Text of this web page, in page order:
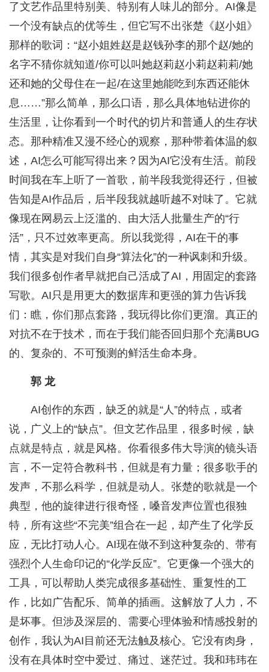
了文艺作品里特别美、特别有人味儿的部分。AI像是
一个没有缺点的优等生，但它写不出张楚《赵小姐》
那样的歌词：“赵小姐姓赵是赵钱孙李的那个赵/她的
名字不猜你就知道/你可以叫她赵莉赵小莉赵莉莉/她
还和她的父母住在一起/在这里她能吃到东西还能休
息……”那么简单，那么口语，那么具体地钻进你的
生活里，让你看到一个时代的切片和普通人的生存状
态。那种精准又漫不经心的观察，那种带着体温的叙
述，AI怎么可能写得出来？因为AI它没有生活。前段
时间我在车上听了一首歌，前半段我觉得还行，但被
告知是AI作品后，后半段我就越听越不对味了。它就
像现在网易云上泛滥的、由大活人批量生产的“行
活”，只不过效率更高。所以我觉得，AI在干的事
情，其实是对我们自身“算法化”的一种讽刺和升级。
我们很多创作者早就把自己活成了AI，用固定的套路
写歌。AI只是用更大的数据库和更强的算力告诉我
们：瞧，你们那点套路，我玩得比你们更溜。真正的
对抗不在于技术，而在于我们能否回归那个充满BUG
的、复杂的、不可预测的鲜活生命本身。
郭 龙
AI创作的东西，缺乏的就是“人”的特点，或者
说，广义上的“缺点”。但文艺作品里，很多时候，缺
点就是特点，就是风格。你看很多伟大导演的镜头语
言，不一定符合教科书，但就是有力量；很多歌手的
发声，不那么科学，但就是动人。张楚的歌就是一个
典型，他的旋律进行很奇怪，嗓音发声位置也很独
特，所有这些“不完美”组合在一起，却产生了化学反
应，无比打动人心。AI现在做不到这种复杂的、带有
强烈个人生命印记的“化学反应”。它更像一个强大的
工具，可以帮助人类完成很多基础性、重复性的工
作，比如广告配乐、简单的插画。这解放了人力，不
是坏事。但涉及深层的、需要心理体验和情感投射的
创作，我认为AI目前还无法触及核心。它没有肉身，
没有在具体时空中爱过、痛过、迷茫过。我和玮玮在